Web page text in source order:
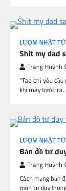
LƯỢM NHẶT
Shit my dad
Trang Huỳnh
“Tao chỉ yêu
khi mày bước
LƯỢM NHẶT
Bản đồ tư
Trang Huỳnh
Cách mạng bản
mòn tư duy